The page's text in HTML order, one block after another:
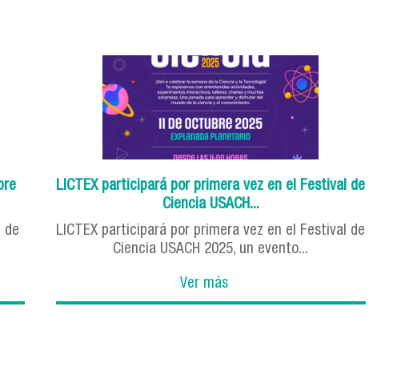
de
LICTEX participará por primera vez en el Festival de
Ciencia USACH...
LICTEX participará por primera vez en el Festival de
Ciencia USACH 2025, un evento...
Ver más